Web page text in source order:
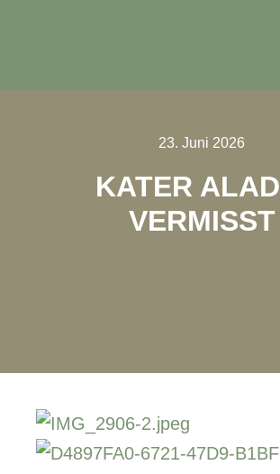
23. Juni 2026
KATER
VERMISST